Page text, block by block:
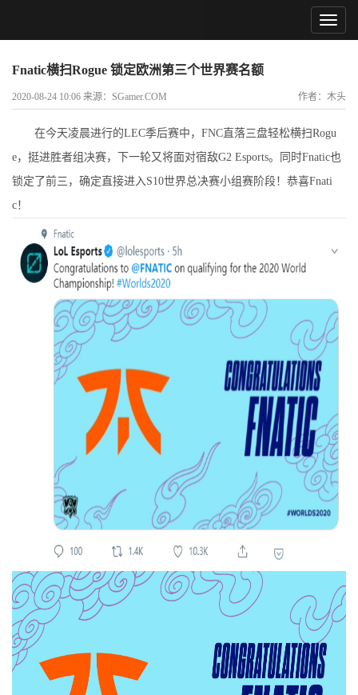
Fnatic横扫Rogue 锁定欧洲第三个世界赛名额
2020-08-24 10:06 来源：SGamer.COM 作者：木头
在今天凌晨进行的LEC季后赛中，FNC直落三盘轻松横扫Rogu
e，挺进胜者组决赛，下一轮又将面对宿敌G2 Esports。同时Fnatic也
锁定了前三，确定直接进入S10世界总决赛小组赛阶段！恭喜Fnati
c！